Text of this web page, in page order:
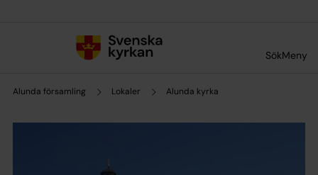
SökMeny
Alunda församling Lokaler Alunda kyrka